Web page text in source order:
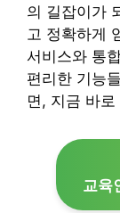
의 길잡이가
고 정확하게
서비스와 통
편리한 기능
면, 지금 바
교육